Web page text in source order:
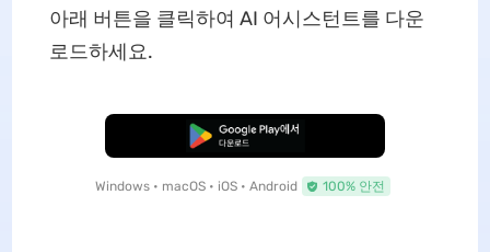
아래 버튼을 클릭하여 AI 어시스턴트를 다운
로드하세요.
무료로 다운로드
Windows • macOS • iOS • Android 100% 안전